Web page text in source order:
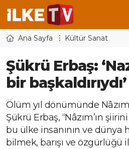
Ana Sayfa Kültür Sanat
Şükrü Erbaş:
bir başkaldırıydı’
Ölüm yıl dönümünde
Şükrü Erbaş, “Nâzım’ın
bu ülke insanının ve dünya
bilmek, barışı ve özgürlüğü